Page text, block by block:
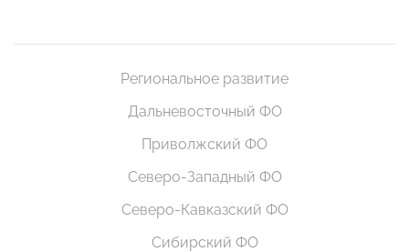
Региональное развитие
Дальневосточный ФО
Приволжский ФО
Северо-Западный ФО
Северо-Кавказский ФО
Сибирский ФО